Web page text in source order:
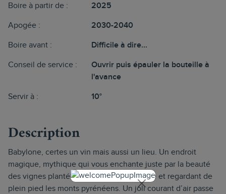
Boire à partir de : 2025
Apogée : 2030-2040
Boire avant : Difficile à dire...
Conseil de service :
Ouvrir puis épauler la bouteille à
l'avance
Servir à : 10°
Description
Babylone, certes un vin mais aussi un lieu. Un endroit
magique, mythique qui vous enchante juste par la beauté
des vignes plantées en terrasse, en cirque et regardant de
plein pied les monts pyrénéens. Un joli courant d’air passe